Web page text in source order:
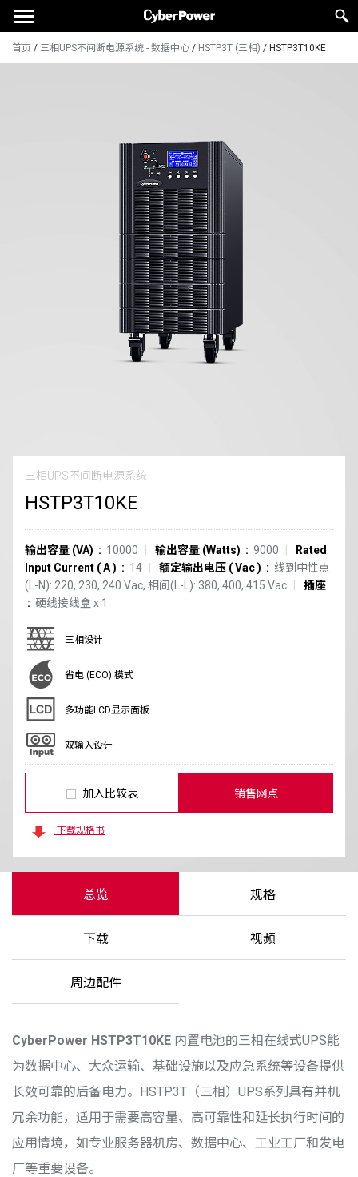
首页 / 三相UPS不间断电源系统 - 数据中心 / HSTP3T (三相) / HSTP3T10KE
三相UPS不间断电源系统
HSTP3T10KE
输出容量 (VA) 10000 输出容量 (Watts) 9000
Rated
Input Current (A) 14 额定输出电压 (Vac)
线到中性点
(L-N): 220, 230, 240 Vac, 相间(L-L): 380, 400, 415 Vac
插座
硬线接线盒x 1
三相设计
省电 (ECO) 模式
多功能LCD显示面板
双输入设计
加入比较表 销售网点
下载规格书
总览 规格
下载 视频
周边配件
CyberPower HSTP3T10KE 内置电池的三相在线式UPS能
为数据中心、大众运输、基础设施以及应急系统等设备提供
长效可靠的后备电力。HSTP3T（三相）UPS系列具有并机
冗余功能，适用于需要高容量、高可靠性和延长执行时间的
应用情境，如专业服务器机房、数据中心、工业工厂和发电
厂等重要设备。